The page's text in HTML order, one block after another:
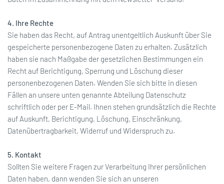
4. Ihre Rechte
Sie haben das Recht, auf Antrag unentgeltlich Auskunft über Sie
gespeicherte personenbezogene Daten zu erhalten. Zusätzlich
haben sie nach Maßgabe der gesetzlichen Bestimmungen ein
Recht auf Berichtigung, Sperrung und Löschung dieser
personenbezogenen Daten. Wenden Sie sich bitte in diesen
Fällen an unsere unten genannte Abteilung Datenschutz
schriftlich oder per E-Mail. Ihnen stehen grundsätzlich die Rechte
auf Auskunft, Berichtigung, Löschung, Einschränkung,
Datenübertragbarkeit, Widerruf und Widerspruch zu.
5. Kontakt
Sollten Sie weitere Fragen zur Verarbeitung Ihrer persönlichen
Daten haben, dann wenden Sie sich an unseren